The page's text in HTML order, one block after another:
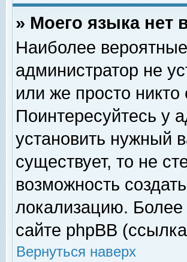
» Моего языка нет
Наиболее
администратор не
или же просто
Поинтересуйтесь у
установить нужный
существует, то не
возможность
локализацию.
сайте phpBB
Вернуться наверх